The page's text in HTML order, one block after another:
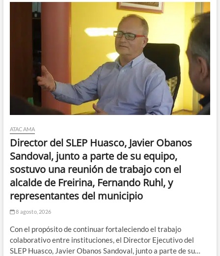
ATACAMA
Director del SLEP Huasco, Javier Obanos
Sandoval, junto a parte de su equipo,
sostuvo una reunión de trabajo con el
alcalde de Freirina, Fernando Ruhl, y
representantes del municipio
8 agosto, 2026
Con el propósito de continuar fortaleciendo el trabajo
colaborativo entre instituciones, el Director Ejecutivo del
SLEP Huasco, Javier Obanos Sandoval, junto a parte de su…